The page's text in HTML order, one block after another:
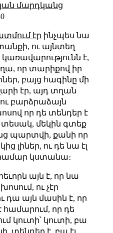
մարդկանց
էր ինչպես նա
ու այնտեղ
է,
որ տարիքով իր
բայց հագինը մի
էր, այդ տղան
բարձրաձայն
որ դե տենդեր է
տեսակ, մեկին գտեք
պարտվի, քանի որ
լիներ, ու դե նա էլ
կստանա։
այն է, որ նա
ու չէր
դա այն մասին է, որ
համարում, որ դե
կուտի՝ կուտի, բա
տենդեր է, բա էլ